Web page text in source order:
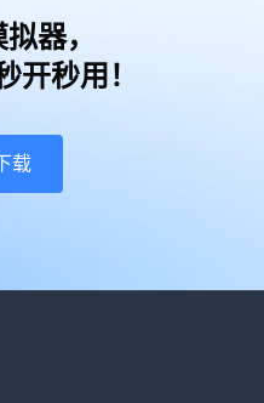
器，
开秒用！
载